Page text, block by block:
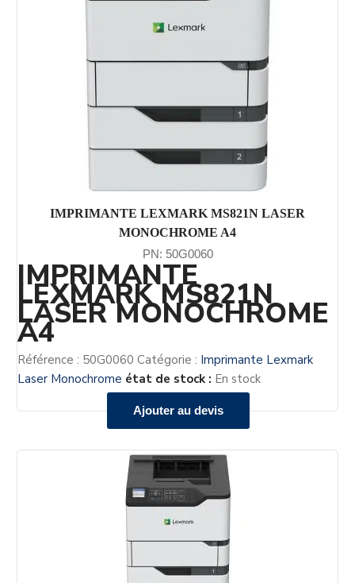
IMPRIMANTE LEXMARK MS821N LASER
MONOCHROME A4
PN: 50G0060
Ajouter au devis
IMPRIMANTE
LEXMARK MS821N
LASER MONOCHROME
A4
Référence : 50G0060 Catégorie : Imprimante Lexmark
Laser Monochrome état de stock : En stock